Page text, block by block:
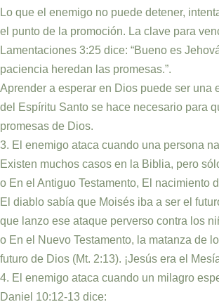
Lo que el enemigo no puede detener,
el punto de la promoción. La clave para
Lamentaciones 3:25 dice: “Bueno es
paciencia heredan las promesas.”.
Aprender a esperar en Dios puede ser una
del Espíritu Santo se hace necesario para
promesas de Dios.
3. El enemigo ataca cuando una persona
Existen muchos casos en la Biblia, pero
o En el Antiguo Testamento, El nacimiento
El diablo sabía que Moisés iba a ser el
que lanzo ese ataque perverso contra los
o En el Nuevo Testamento, la matanza de
futuro de Dios (Mt. 2:13). ¡Jesús era el
4. El enemigo ataca cuando un milagro
Daniel 10:12-13 dice: